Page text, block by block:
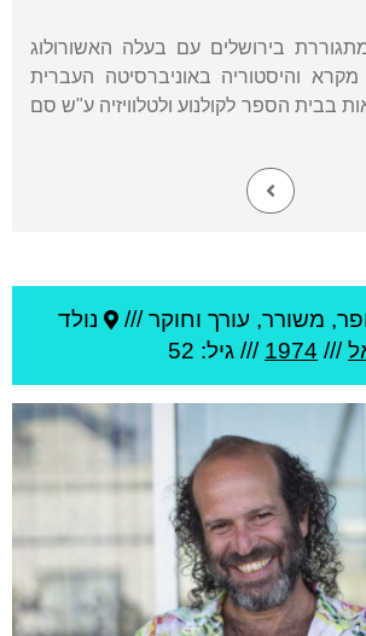
בירושלים עם בעלה האשורולוג
והיסטוריה באוניברסיטה העברית
בבית הספר לקולנוע ולטלוויזיה ע"ש סם
משורר, עורך וחוקר ///
נולד
///
1974 /// גיל: 52